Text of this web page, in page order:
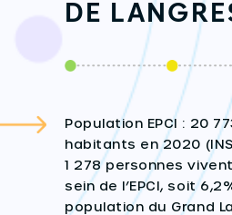
DE
Population EPCI : 20
habitants en 2020
1 278 personnes
sein de l’EPCI, soit
population du Grand